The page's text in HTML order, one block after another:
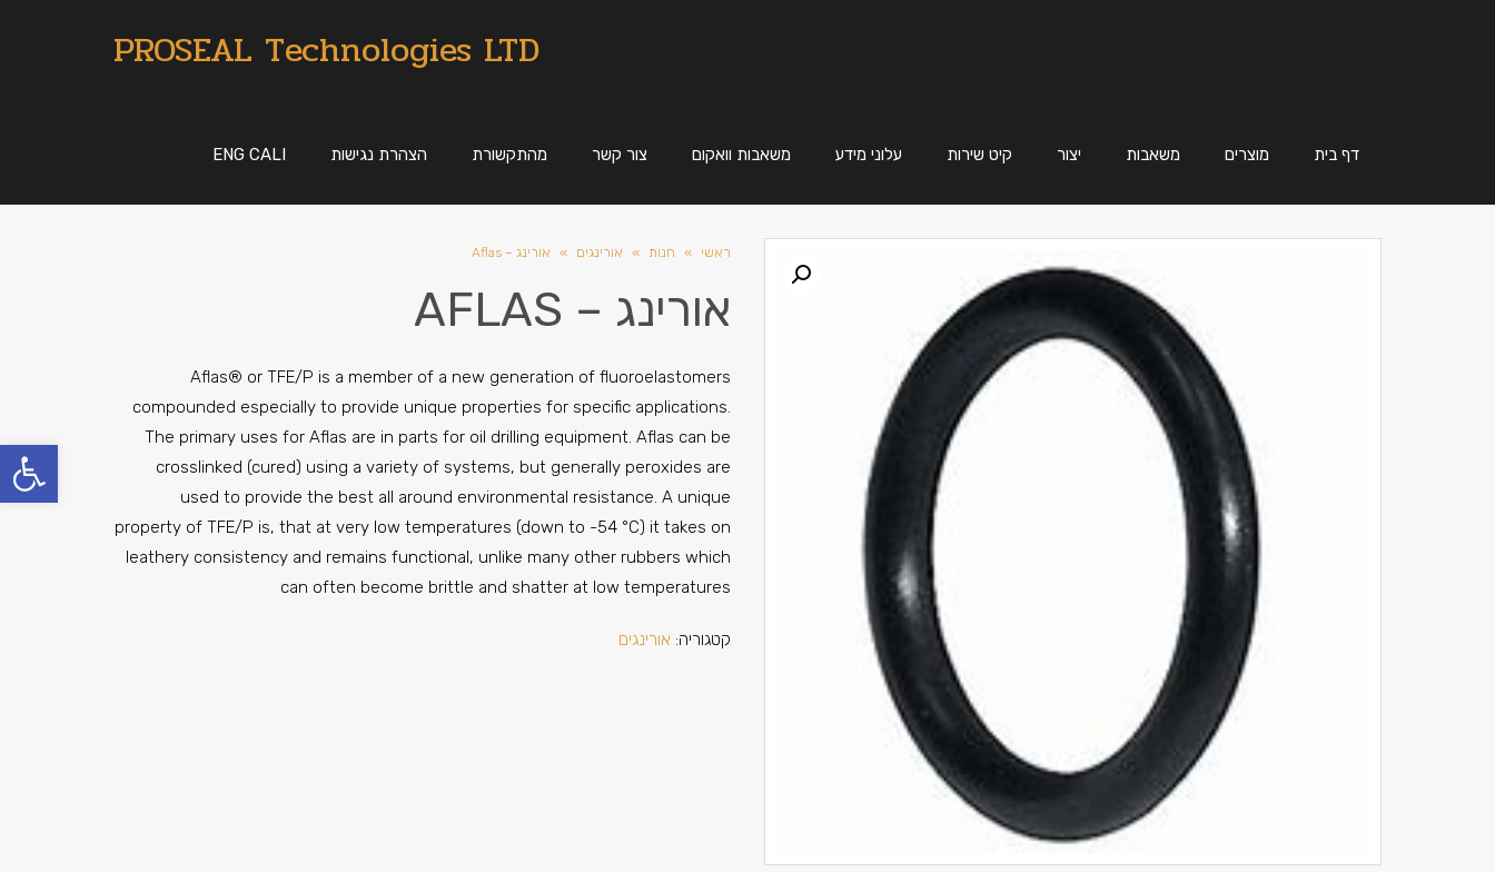
פתח
PROSEAL Technologies LTD
דף בית מוצרים משאבות יצור קיט שירות עלוני מידע משאבות וואקום צור קשר מהתקשורת הצהרת נגישות ENG CALI
ראשי » חנות » אורינגים » אורינג – Aflas
אורינג – AFLAS
Aflas® or TFE/P is a member of a new generation of fluoroelastomers
compounded especially to provide unique properties for specific applications.
The primary uses for Aflas are in parts for oil drilling equipment. Aflas can be
crosslinked (cured) using a variety of systems, but generally peroxides are
used to provide the best all around environmental resistance. A unique
property of TFE/P is, that at very low temperatures (down to -54 °C) it takes on
leathery consistency and remains functional, unlike many other rubbers which
can often become brittle and shatter at low temperatures
קטגוריה: אורינגים